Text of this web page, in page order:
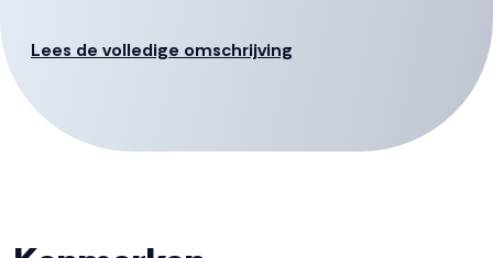
project bestaat uit 2 gebouwen te weten het
Locatie
De ambitie is om het gebied om te toveren tot een
parkachtig plein dat grenst aan het water. Het plein
Lees de volledige omschrijving